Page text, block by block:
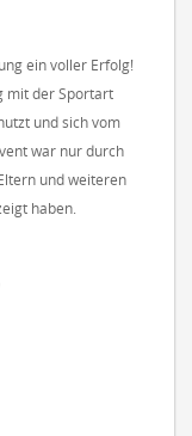
ein voller Erfolg!
mit der Sportart
und sich vom
war nur durch
und weiteren
haben.